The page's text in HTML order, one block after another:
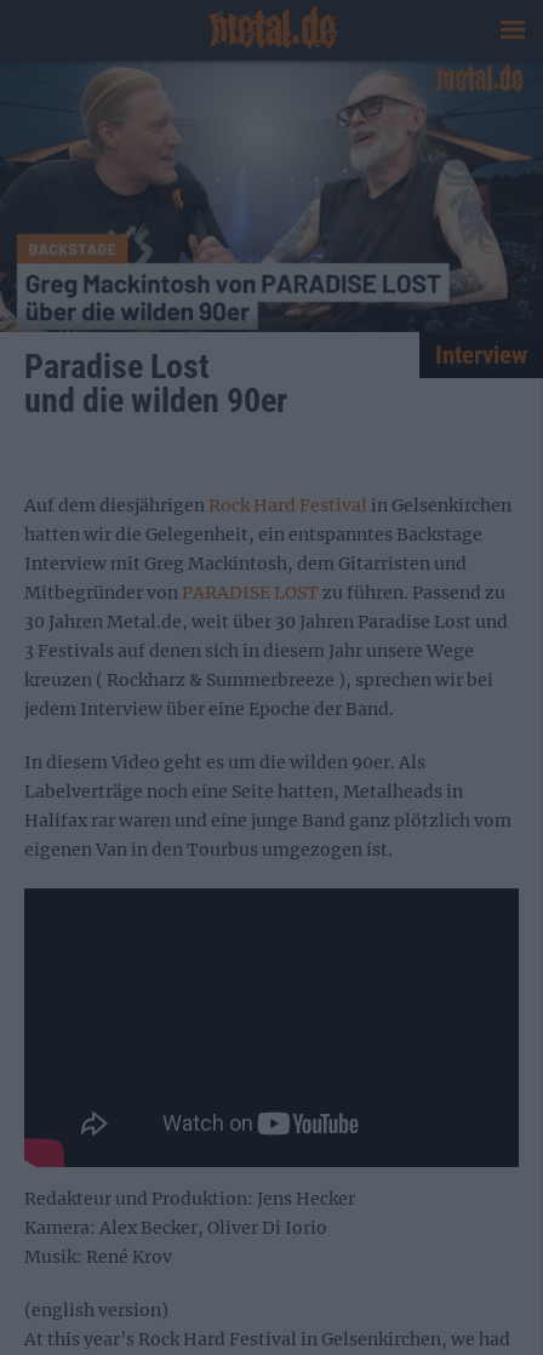
Paradise Lost
und die wilden 90er
Interview
Auf dem diesjährigen Rock Hard Festival in Gelsenkirchen
hatten wir die Gelegenheit, ein entspanntes Backstage
Interview mit Greg Mackintosh, dem Gitarristen und
Mitbegründer von PARADISE LOST zu führen. Passend zu
30 Jahren Metal.de, weit über 30 Jahren Paradise Lost und
3 Festivals auf denen sich in diesem Jahr unsere Wege
kreuzen ( Rockharz & Summerbreeze ), sprechen wir bei
jedem Interview über eine Epoche der Band.
In diesem Video geht es um die wilden 90er. Als
Labelverträge noch eine Seite hatten, Metalheads in
Halifax rar waren und eine junge Band ganz plötzlich vom
eigenen Van in den Tourbus umgezogen ist.
Redakteur und Produktion: Jens Hecker
Kamera: Alex Becker, Oliver Di Iorio
Musik: René Krov
(english version)
At this year’s Rock Hard Festival in Gelsenkirchen, we had